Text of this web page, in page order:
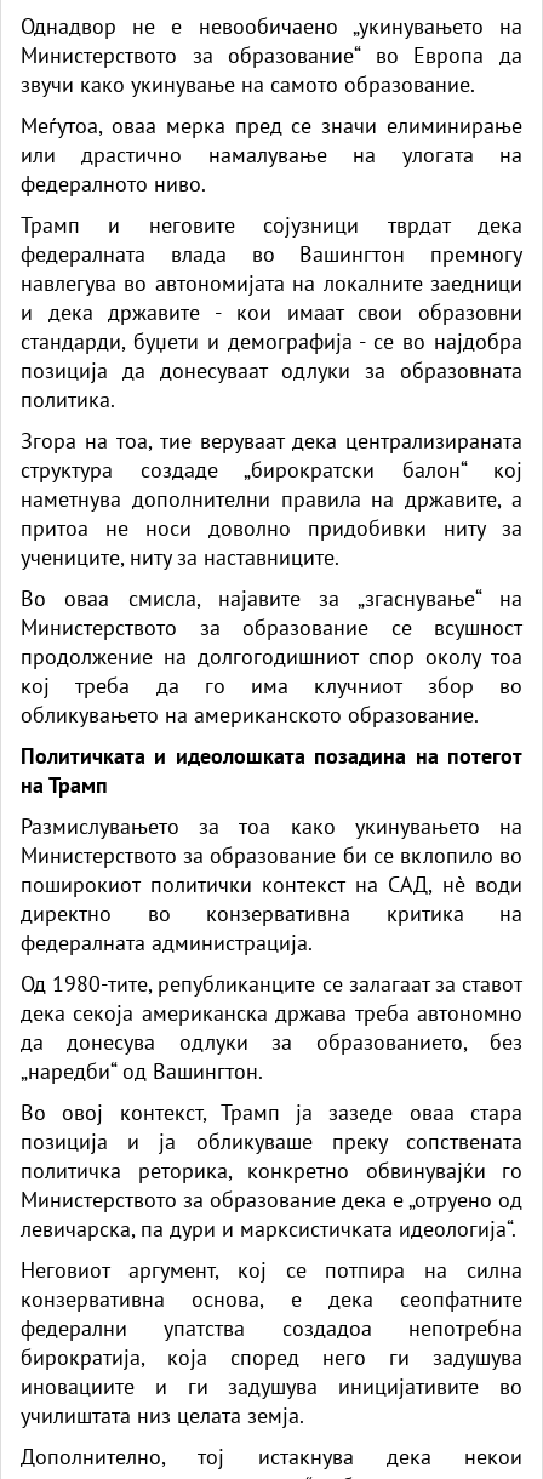
Однадвор не е невообичаено „укинувањето на
Министерството за образование“ во Европа да
звучи како укинување на самото образование.
Меѓутоа, оваа мерка пред се значи елиминирање
или драстично намалување на улогата на
федералното ниво.
Трамп и неговите сојузници тврдат дека
федералната влада во Вашингтон премногу
навлегува во автономијата на локалните заедници
и дека државите - кои имаат свои образовни
стандарди, буџети и демографија - се во најдобра
позиција да донесуваат одлуки за образовната
политика.
Згора на тоа, тие веруваат дека централизираната
структура создаде „бирократски балон“ кој
наметнува дополнителни правила на државите, а
притоа не носи доволно придобивки ниту за
учениците, ниту за наставниците.
Во оваа смисла, најавите за „згаснување“ на
Министерството за образование се всушност
продолжение на долгогодишниот спор околу тоа
кој треба да го има клучниот збор во
обликувањето на американското образование.
Политичката и идеолошката позадина на потегот
на Трамп
Размислувањето за тоа како укинувањето на
Министерството за образование би се вклопило во
поширокиот политички контекст на САД, нè води
директно во конзервативна критика на
федералната администрација.
Од 1980-тите, републиканците се залагаат за ставот
дека секоја американска држава треба автономно
да донесува одлуки за образованието, без
„наредби“ од Вашингтон.
Во овој контекст, Трамп ја зазеде оваа стара
позиција и ја обликуваше преку сопствената
политичка реторика, конкретно обвинувајќи го
Министерството за образование дека е „отруено од
левичарска, па дури и марксистичката идеологија“.
Неговиот аргумент, кој се потпира на силна
конзервативна основа, е дека сеопфатните
федерални упатства создадоа непотребна
бирократија, која според него ги задушува
иновациите и ги задушува иницијативите во
училиштата низ целата земја.
Дополнително, тој истакнува дека некои